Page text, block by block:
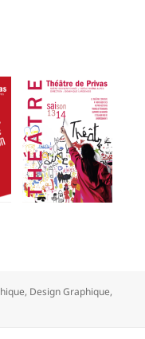
, Design Graphique,